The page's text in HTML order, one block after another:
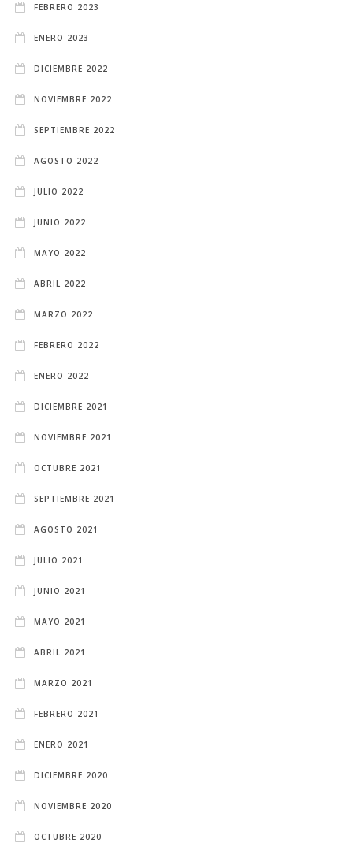
FEBRERO 2023
ENERO 2023
DICIEMBRE 2022
NOVIEMBRE 2022
SEPTIEMBRE 2022
AGOSTO 2022
JULIO 2022
JUNIO 2022
MAYO 2022
ABRIL 2022
MARZO 2022
FEBRERO 2022
ENERO 2022
DICIEMBRE 2021
NOVIEMBRE 2021
OCTUBRE 2021
SEPTIEMBRE 2021
AGOSTO 2021
JULIO 2021
JUNIO 2021
MAYO 2021
ABRIL 2021
MARZO 2021
FEBRERO 2021
ENERO 2021
DICIEMBRE 2020
NOVIEMBRE 2020
OCTUBRE 2020